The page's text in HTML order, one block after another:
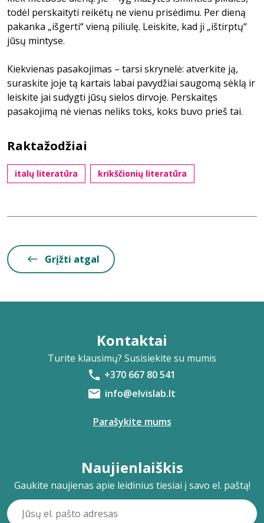
todėl perskaityti reikėtų ne vienu prisėdimu. Per dieną
pakanka „išgerti“ vieną piliulę. Leiskite, kad ji „ištirptų“
jūsų mintyse.
Kiekvienas pasakojimas – tarsi skrynelė: atverkite ją,
suraskite joje tą kartais labai pavydžiai saugomą sėklą ir
leiskite jai sudygti jūsų sielos dirvoje. Perskaitęs
pasakojimą nė vienas neliks toks, koks buvo prieš tai.
Raktažodžiai
italų literatūra krikščionių literatūra
Grįžti atgal
Kontaktai
Turite klausimų? Susisiekite su mumis
+370 667 80 541
info@elvislab.lt
Parašykite mums
Naujienlaiškis
Gaukite naujienas apie leidinius tiesiai į savo el. paštą!